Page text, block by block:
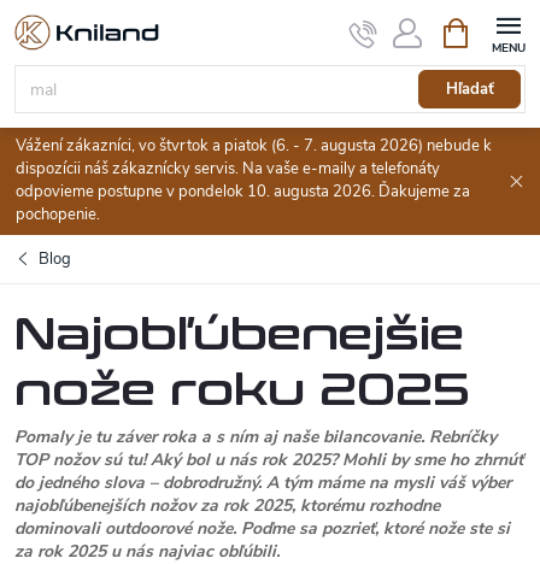
Prejsť
na
obsah
Hľadať
košík
Vážení zákazníci, vo štvrtok a piatok (6. - 7. augusta 2026) nebude k
dispozícii náš zákaznícky servis. Na vaše e-maily a telefonáty
odpovieme postupne v pondelok 10. augusta 2026. Ďakujeme za
pochopenie.
Blog
Najobľúbenejšie
nože roku 2025
Pomaly je tu záver roka a s ním aj naše bilancovanie. Rebríčky
TOP nožov sú tu! Aký bol u nás rok 2025? Mohli by sme ho zhrnúť
do jedného slova – dobrodružný. A tým máme na mysli váš výber
najobľúbenejších nožov za rok 2025, ktorému rozhodne
dominovali outdoorové nože. Poďme sa pozrieť, ktoré nože ste si
za rok 2025 u nás najviac obľúbili.